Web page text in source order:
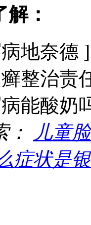
：
地奈德 ]
整治责
能酸奶
：
儿童
症状是